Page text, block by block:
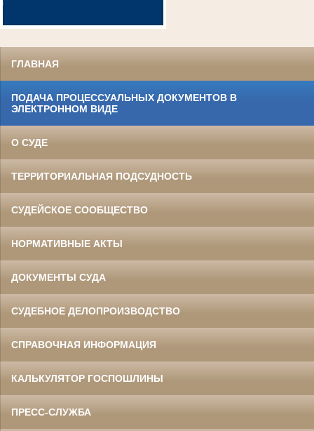
ГЛАВНАЯ
ПОДАЧА ПРОЦЕССУАЛЬНЫХ ДОКУМЕНТОВ В
ЭЛЕКТРОННОМ ВИДЕ
О СУДЕ
ТЕРРИТОРИАЛЬНАЯ ПОДСУДНОСТЬ
СУДЕЙСКОЕ СООБЩЕСТВО
НОРМАТИВНЫЕ АКТЫ
ДОКУМЕНТЫ СУДА
СУДЕБНОЕ ДЕЛОПРОИЗВОДСТВО
СПРАВОЧНАЯ ИНФОРМАЦИЯ
КАЛЬКУЛЯТОР ГОСПОШЛИНЫ
ПРЕСС-СЛУЖБА